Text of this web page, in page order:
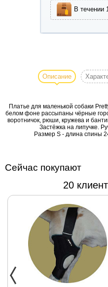
В течении
собаки Pretty
Marta- это
классика: на
белом фоне
юбка,
воротничок,
кружева и
Элегантная,
женственная
Застёжка на
липучке.
Описание
Платье для маленькой собаки
белом фоне рассыпаны чёрные
воротничок, рюши, кружева и
Застёжка на липучке.
Размер S - длина спины
Сейчас покупают
20